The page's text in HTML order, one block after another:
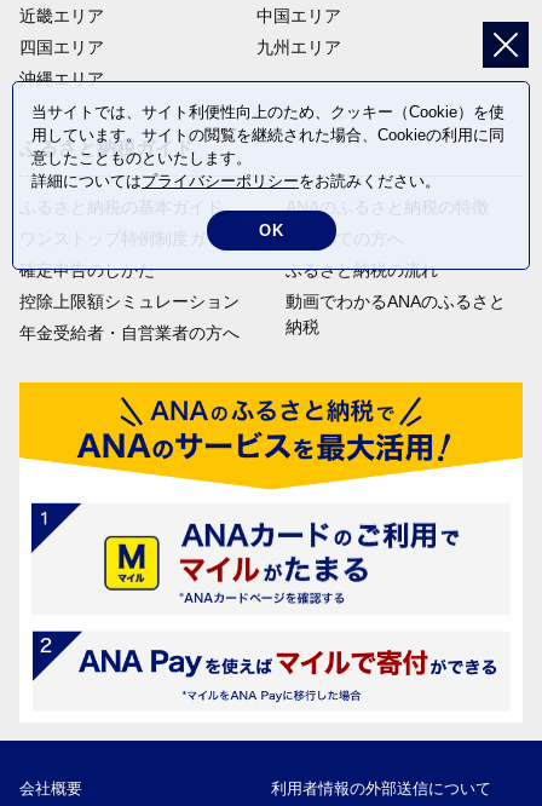
近畿エリア
四国エリア
沖縄エリア
中国エリア
九州エリア
ふるさと納税ガイド
ふるさと納税の基本ガイド
ワンストップ特例制度ガイド
確定申告のしかた
控除上限額シミュレーション
年金受給者・自営業者の方へ
ANAのふるさと納税の特徴
はじめての方へ
ふるさと納税の流れ
動画でわかるANAのふるさと
納税
会社概要 利用者情報の外部送信について
当サイトでは、サイト利便性向上のため、クッキー（Cookie）を使
用しています。サイトの閲覧を継続された場合、Cookieの利用に同
意したことものといたします。
詳細についてはプライバシーポリシーをお読みください。
OK